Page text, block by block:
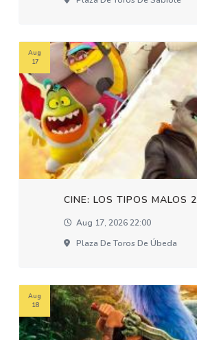
CINE: LOS TIPOS MALOS 2
Aug 17, 2026 22:00
Plaza De Toros De Úbeda
Aug
17
Aug
18